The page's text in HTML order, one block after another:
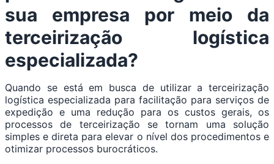
sua empresa por meio da
terceirização logística
especializada?
Quando se está em busca de utilizar a terceirização
logística especializada para facilitação para serviços de
expedição e uma redução para os custos gerais, os
processos de terceirização se tornam uma solução
simples e direta para elevar o nível dos procedimentos e
otimizar processos burocráticos.